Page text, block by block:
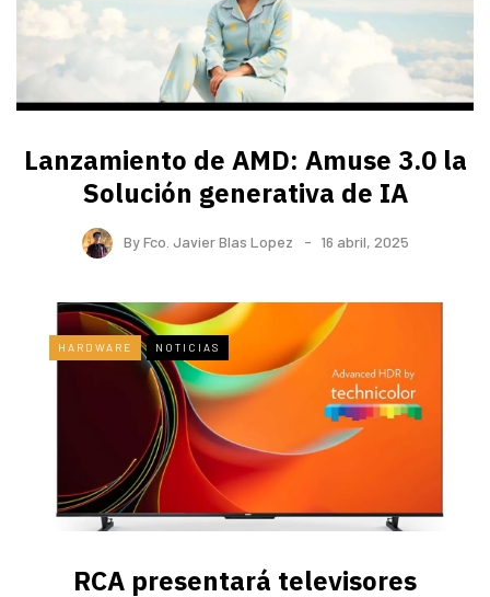
Lanzamiento de AMD: Amuse 3.0 la
Solución generativa de IA
ByFco. Javier Blas Lopez 16 abril, 2025
HARDWARE NOTICIAS
RCA presentará televisores